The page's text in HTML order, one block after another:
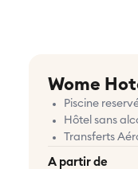
Wome
Piscine
Hôtel sans
Transferts
A partir de